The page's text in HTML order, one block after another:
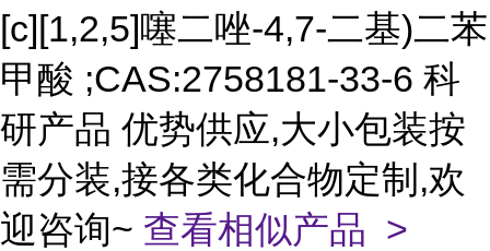
[c][1,2,5]噻二唑-4,7-二基)二苯
甲酸 ;CAS:2758181-33-6 科
研产品 优势供应,大小包装按
需分装,接各类化合物定制,欢
迎咨询~ 查看相似产品 >